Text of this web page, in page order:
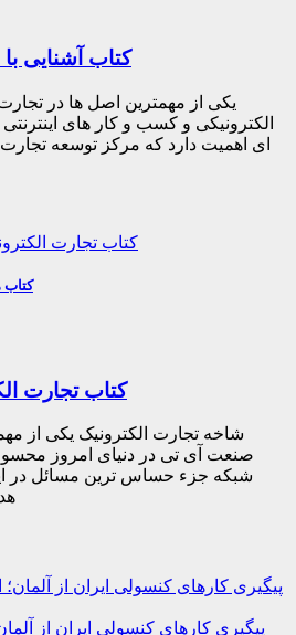
کتاب آشنایی با
الکترونیکی و کسب و کار های
ای اهمیت دارد که مرکز توسعه تجارت
کتاب
کتاب تجارت
شاخه تجارت الکترونیک یکی از
صنعت آی تی در دنیای امروز
شبکه جزء حساس ترین مسائل در
پیگیری کارهای کنسولی ایران از